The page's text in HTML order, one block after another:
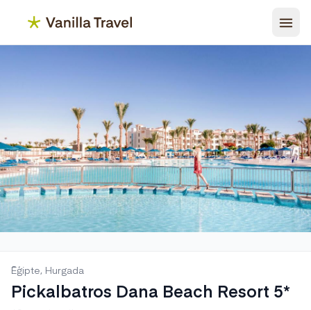
Ēģipte, Hurgada
Pickalbatros Dana Beach Resort 5*